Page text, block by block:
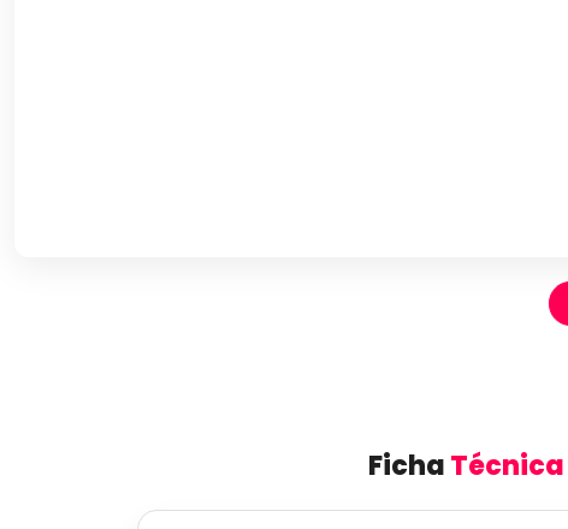
FichaTécnica